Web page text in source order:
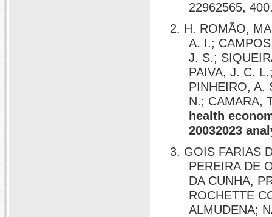
22962565,
2. H. ROMÃO,
A. I.;
J. S.;
PAIVA, J. C.
PINHEIRO, A.
N.; CAMARA,
health
20032023
3. GOIS FARIAS
PEREIRA DE
DA CUNHA,
ROCHETTE
ALMUDENA;